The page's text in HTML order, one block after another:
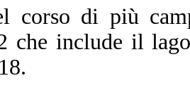
corso di più
che include il